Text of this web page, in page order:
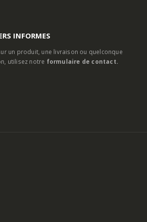
INFORMES
un produit, une livraison ou quelconque
utilisez notre formulaire de contact.